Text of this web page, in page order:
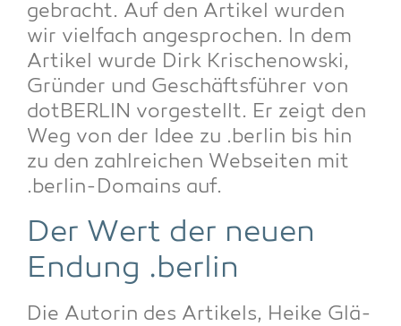
gebracht. Auf den Arti­kel wur­den
wir viel­fach ange­spro­chen. In dem
Arti­kel wur­de Dirk Kri­schenow­ski,
Grün­der und Geschäfts­füh­rer von
dot­BER­LIN vor­ge­stellt. Er zeigt den
Weg von der Idee zu .ber­lin bis hin
zu den zahl­rei­chen Web­sei­ten mit
.ber­lin-Domains auf.
Der Wert der neu­en
Endung .ber­lin
Die Autorin des Arti­kels, Hei­ke Glä­